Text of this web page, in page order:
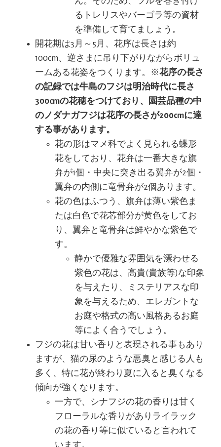
るトレリスやバーゴラ等の資材
を準備して育てましょう。
開花期は3月～5月、花序は長さは約
100cm、逆さまに吊り下がりながらボリュ
ームある花姿をつくります。※花序の長さ
の記録では牛島のフジは明治時代に長さ
300cmの花穂をつけており、園芸品種の中
のノダナガフジは花序の長さが200cmに達
する事があります。
花の形はマメ科でよく見られる蝶形
花をしており、花弁は一番大きな旗
弁が1個・中央に突き出る翼弁が2個・
翼弁の内側に竜骨弁が2個あります。
花の色はふつう、旗弁は薄い紫色ま
たは白色で花芯部分が黄色をしてお
り、翼弁と竜骨弁は鮮やかな紫色で
す。
静かで優雅な雰囲気を漂わせる
紫色の花は、高貴(貴族等)な印象
を与えたり、ミステリアスな印
象を与えるため、エレガントな
お庭や格式の高い風格あるお庭
等によく合うでしょう。
フジの花は甘い香りと表現される事もあり
ますが、猫の尿のような悪臭と感じる人も
多く、特に花が終わり夏に入ると臭くなる
傾向が強くなります。
一方で、シナフジの花の香りは甘く
フローラルな香りがありライラック
の花の香り等に似ていると言われて
います。